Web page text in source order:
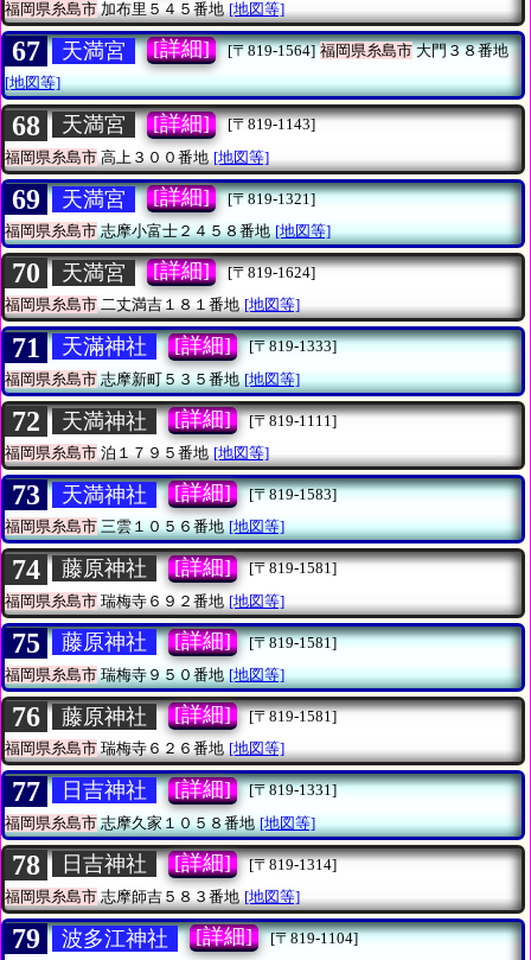
福岡県糸島市加布里５４５番地 [地図等]
67 天満宮 [詳細] [〒819-1564] 福岡県糸島市大門３８番地
[地図等]
68 天満宮 [詳細]
[〒819-1143]
福岡県糸島市 高上３００番地 [地図等]
69 天満宮 [詳細]
[〒819-1321]
福岡県糸島市志摩小富士２４５８番地 [地図等]
70 天満宮 [詳細]
[〒819-1624]
福岡県糸島市二丈満吉１８１番地 [地図等]
71 天滿神社 [詳細]
[〒819-1333]
福岡県糸島市志摩新町５３５番地 [地図等]
72 天満神社 [詳細]
[〒819-1111]
福岡県糸島市泊１７９５番地 [地図等]
73 天満神社 [詳細]
[〒819-1583]
福岡県糸島市三雲１０５６番地 [地図等]
74 藤原神社 [詳細]
[〒819-1581]
福岡県糸島市 瑞梅寺６９２番地 [地図等]
75 藤原神社 [詳細]
[〒819-1581]
福岡県糸島市瑞梅寺９５０番地 [地図等]
76 藤原神社 [詳細]
[〒819-1581]
福岡県糸島市瑞梅寺６２６番地 [地図等]
77 日吉神社 [詳細]
[〒819-1331]
福岡県糸島市志摩久家１０５８番地 [地図等]
78 日吉神社 [詳細]
[〒819-1314]
福岡県糸島市 志摩師吉５８３番地 [地図等]
79 波多江神社 [詳細]
[〒819-1104]